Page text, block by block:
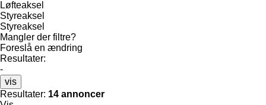
Løfteaksel
Styreaksel
Styreaksel
Mangler der filtre?
Foreslå en ændring
Resultater:
-
vis
Resultater: 14 annoncer